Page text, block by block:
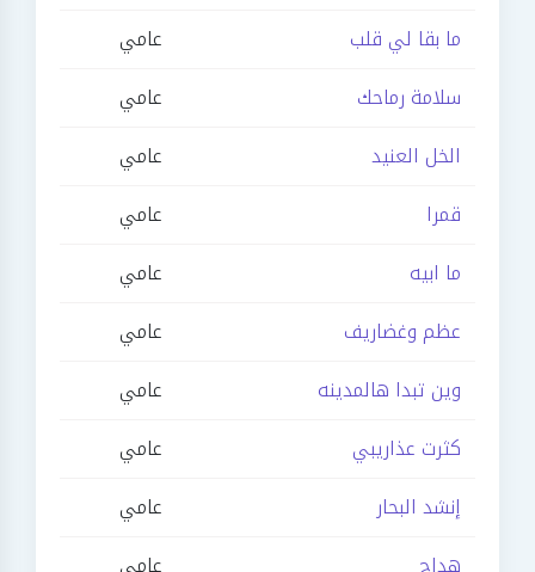
ما بقا لي قلب
عامي
سلامة رماحك
عامي
الخل العنيد
عامي
قمرا
عامي
ما ابيه
عامي
عظم وغضاريف
عامي
وين تبدا هالمدينه
عامي
كثرت عذاريبي
عامي
إنشد البحار
عامي